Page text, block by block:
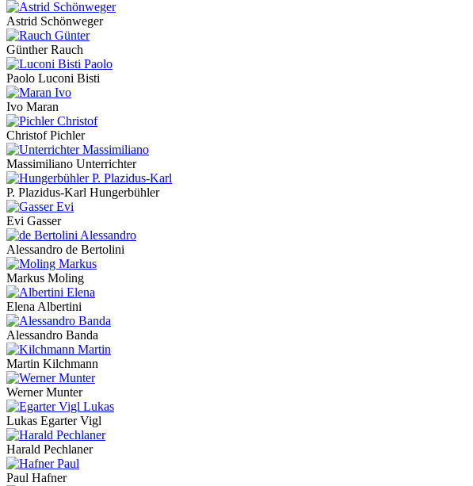
Astrid Schönweger
Günther Rauch
Paolo Luconi Bisti
Ivo Maran
Christof Pichler
Massimiliano Unterrichter
P. Plazidus-Karl Hungerbühler
Evi Gasser
Alessandro de Bertolini
Markus Moling
Elena Albertini
Alessandro Banda
Martin Kilchmann
Werner Munter
Lukas Egarter Vigl
Harald Pechlaner
Paul Hafner